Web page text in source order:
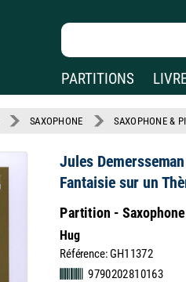
PARTITIONS
SAXOPHONE SAXOPHONE &
Jules Demersseman
Fantaisie sur un
Partition -
Hug
Référence: GH11372
9790202810163